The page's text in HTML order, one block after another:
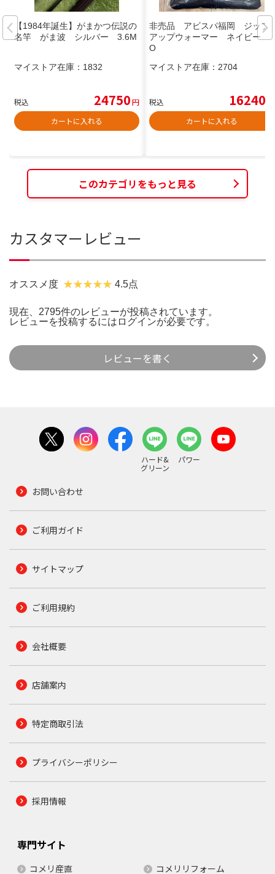
【1984年誕生】がまかつ伝説の
名竿 がま波 シルバー 3.6M
マイストア在庫： 1832
税込 24750円
カートに入れる
非売品 アビスパ福岡 ジップ
アップウォーマー ネイビー
O
マイストア在庫： 2704
税込 16240
カートに入れる
このカテゴリをもっと見る
カスタマーレビュー
オススメ度 4.5点
現在、2795件のレビューが投稿されています。
レビューを投稿するには ログインが必要です。
レビューを書く
ハード&
グリーン
パワー
お問い合わせ
ご利用ガイド
サイトマップ
ご利用規約
会社概要
店舗案内
特定商取引法
プライバシーポリシー
採用情報
専門サイト
コメリ産直 コメリリフォーム